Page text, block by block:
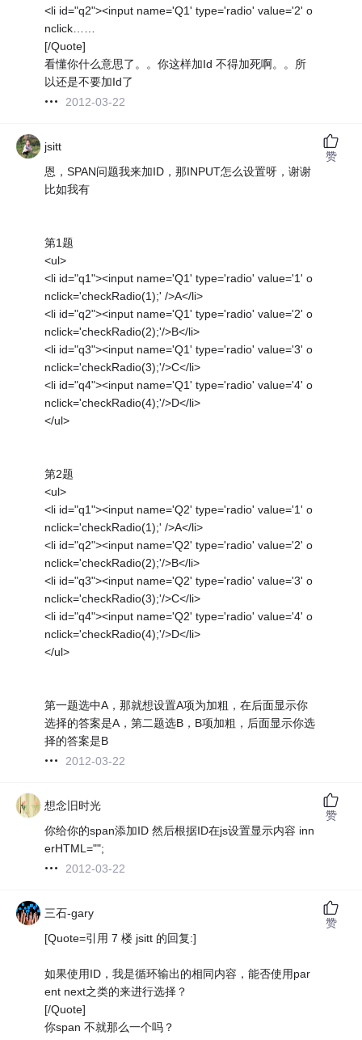
<li id="q2"><input name='Q1' type='radio' value='2' o
nclick……
[/Quote]
看懂你什么意思了。。你这样加Id 不得加死啊。。所
以还是不要加Id了
2012-03-22
jsitt
恩，SPAN问题我来加ID，那INPUT怎么设置呀，谢谢
比如我有
第1题
<ul>
<li id="q1"><input name='Q1' type='radio' value='1' o
nclick='checkRadio(1);' />A</li>
<li id="q2"><input name='Q1' type='radio' value='2' o
nclick='checkRadio(2);'/>B</li>
<li id="q3"><input name='Q1' type='radio' value='3' o
nclick='checkRadio(3);'/>C</li>
<li id="q4"><input name='Q1' type='radio' value='4' o
nclick='checkRadio(4);'/>D</li>
</ul>
第2题
<ul>
<li id="q1"><input name='Q2' type='radio' value='1' o
nclick='checkRadio(1);' />A</li>
<li id="q2"><input name='Q2' type='radio' value='2' o
nclick='checkRadio(2);'/>B</li>
<li id="q3"><input name='Q2' type='radio' value='3' o
nclick='checkRadio(3);'/>C</li>
<li id="q4"><input name='Q2' type='radio' value='4' o
nclick='checkRadio(4);'/>D</li>
</ul>
第一题选中A，那就想设置A项为加粗，在后面显示你
选择的答案是A，第二题选B，B项加粗，后面显示你选
择的答案是B
2012-03-22
赞
想念旧时光
你给你的span添加ID 然后根据ID在js设置显示内容 inn
erHTML="";
2012-03-22
赞
三石-gary
[Quote=引用 7 楼 jsitt 的回复:]
如果使用ID，我是循环输出的相同内容，能否使用par
ent next之类的来进行选择？
[/Quote]
你span 不就那么一个吗？
赞